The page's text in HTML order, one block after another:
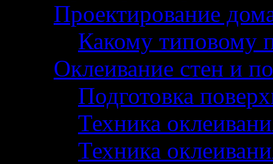
Проектирование
Какому типовому
Оклеивание стен и
Подготовка
Техника
Техника